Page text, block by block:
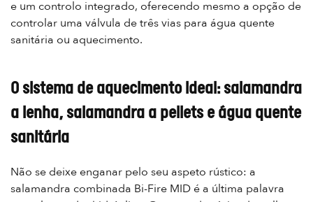
e um controlo integrado, oferecendo mesmo a opção de
controlar uma válvula de três vias para água quente
sanitária ou aquecimento.
O sistema de aquecimento ideal: salamandra
a lenha, salamandra a pellets e água quente
sanitária
Não se deixe enganar pelo seu aspeto rústico: a
salamandra combinada Bi-Fire MID é a última palavra